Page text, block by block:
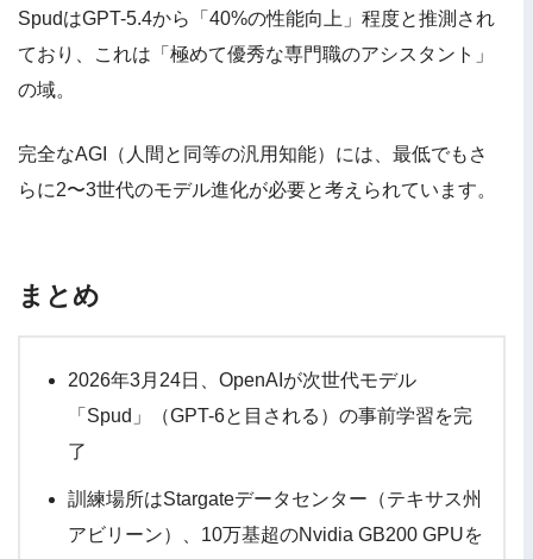
SpudはGPT-5.4から「40%の性能向上」程度と推測され
ており、これは「極めて優秀な専門職のアシスタント」
の域。
完全なAGI（人間と同等の汎用知能）には、最低でもさ
らに2〜3世代のモデル進化が必要と考えられています。
まとめ
2026年3月24日、OpenAIが次世代モデル
「Spud」（GPT-6と目される）の事前学習を完
了
訓練場所はStargateデータセンター（テキサス州
アビリーン）、10万基超のNvidia GB200 GPUを